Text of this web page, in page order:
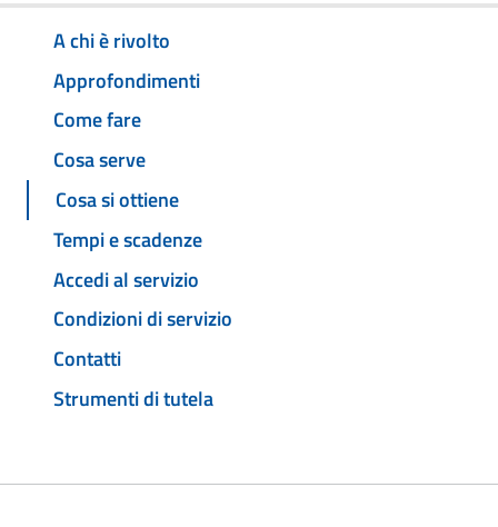
A chi è rivolto
Approfondimenti
Come fare
Cosa serve
Cosa si ottiene
Tempi e scadenze
Accedi al servizio
Condizioni di servizio
Contatti
Strumenti di tutela